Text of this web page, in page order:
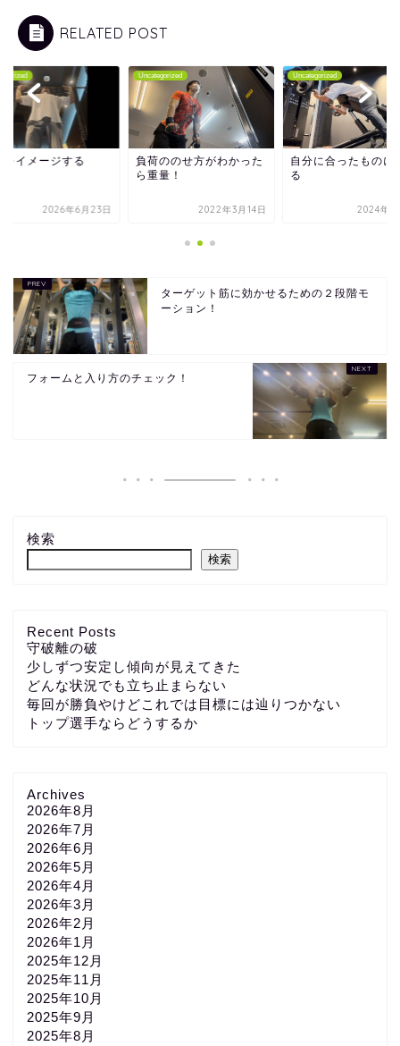
RELATED POST
をイメージする
2026年6月23日
Uncategorized
負荷ののせ方がわかった
ら重量！
2022年3月14日
Uncategorized
自分に合ったものに
る
2024年8
ターゲット筋に効かせるための２段階モ
ーション！
フォームと入り方のチェック！
検索
検索
Recent Posts
守破離の破
少しずつ安定し傾向が見えてきた
どんな状況でも立ち止まらない
毎回が勝負やけどこれでは目標には辿りつかない
トップ選手ならどうするか
Archives
2026年8月
2026年7月
2026年6月
2026年5月
2026年4月
2026年3月
2026年2月
2026年1月
2025年12月
2025年11月
2025年10月
2025年9月
2025年8月